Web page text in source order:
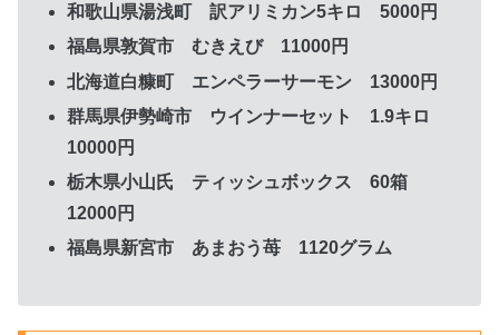
和歌山県湯浅町 訳アリミカン5キロ 5000円
福島県敦賀市 むきえび 11000円
北海道白糠町 エンペラーサーモン 13000円
群馬県伊勢崎市 ウインナーセット 1.9キロ
10000円
栃木県小山氏 ティッシュボックス 60箱
12000円
福島県新宮市 あまおう苺 1120グラム